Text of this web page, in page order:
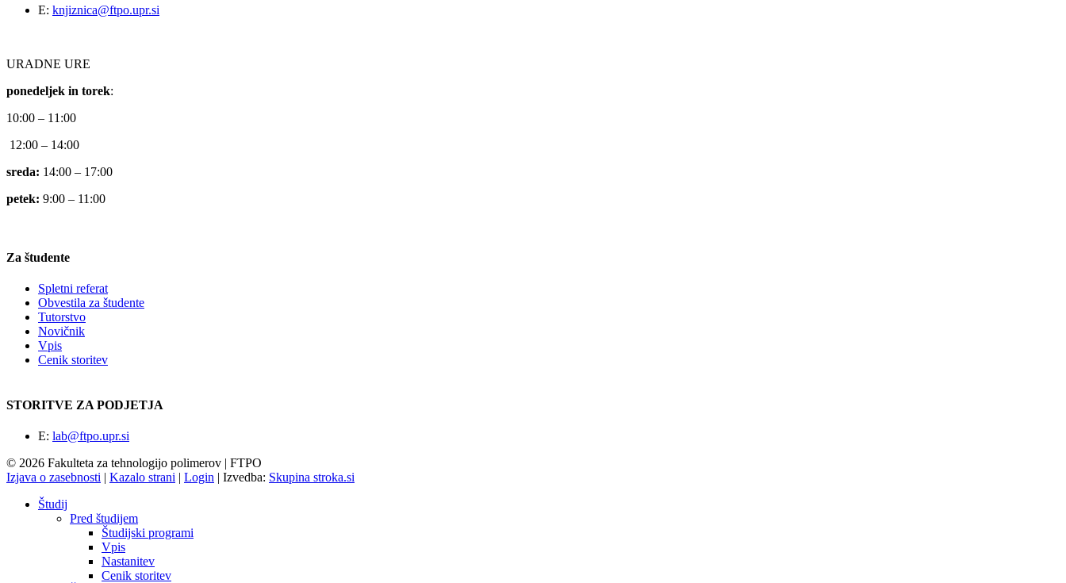
E: knjiznica@ftpo.upr.si
URADNE URE
ponedeljek in torek:
10:00 – 11:00
12:00 – 14:00
sreda: 14:00 – 17:00
petek: 9:00 – 11:00
Za študente
Spletni referat
Obvestila za študente
Tutorstvo
Novičnik
Vpis
Cenik storitev
STORITVE ZA PODJETJA
E: lab@ftpo.upr.si
© 2026 Fakulteta za tehnologijo polimerov | FTPO
Izjava o zasebnosti | Kazalo strani | Login | Izvedba: Skupina stroka.si
Študij
Pred študijem
Študijski programi
Vpis
Nastanitev
Cenik storitev